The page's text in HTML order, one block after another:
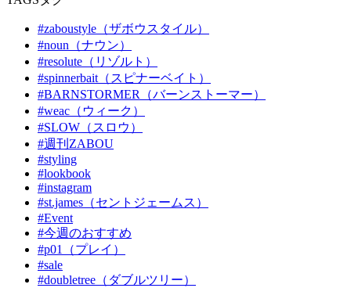
#zaboustyle（ザボウスタイル）
#noun（ナウン）
#resolute（リゾルト）
#spinnerbait（スピナーベイト）
#BARNSTORMER（バーンストーマー）
#weac（ウィーク）
#SLOW（スロウ）
#週刊ZABOU
#styling
#lookbook
#instagram
#st.james（セントジェームス）
#Event
#今週のおすすめ
#p01（プレイ）
#sale
#doubletree（ダブルツリー）